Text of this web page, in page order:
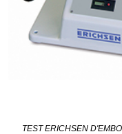
TEST ERICHSEN